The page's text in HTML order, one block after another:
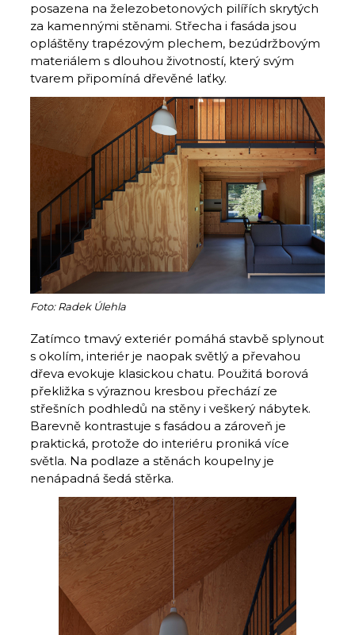
posazena na železobetonových pilířích skrytých
za kamennými stěnami. Střecha i fasáda jsou
opláštěny trapézovým plechem, bezúdržbovým
materiálem s dlouhou životností, který svým
tvarem připomíná dřevěné laťky.
Foto: Radek Úlehla
Zatímco tmavý exteriér pomáhá stavbě splynout
s okolím, interiér je naopak světlý a převahou
dřeva evokuje klasickou chatu. Použitá borová
překližka s výraznou kresbou přechází ze
střešních podhledů na stěny i veškerý nábytek.
Barevně kontrastuje s fasádou a zároveň je
praktická, protože do interiéru proniká více
světla. Na podlaze a stěnách koupelny je
nenápadná šedá stěrka.